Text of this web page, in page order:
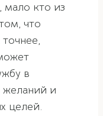
кто из
что
в
желаний и
целей.